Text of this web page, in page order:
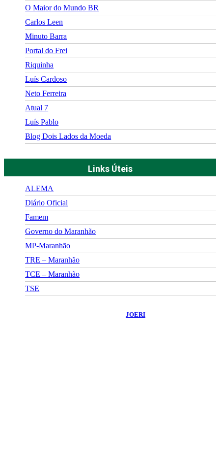
O Maior do Mundo BR
Carlos Leen
Minuto Barra
Portal do Frei
Riquinha
Luís Cardoso
Neto Ferreira
Atual 7
Luís Pablo
Blog Dois Lados da Moeda
Links Úteis
ALEMA
Diário Oficial
Famem
Governo do Maranhão
MP-Maranhão
TRE – Maranhão
TCE – Maranhão
TSE
JOERI